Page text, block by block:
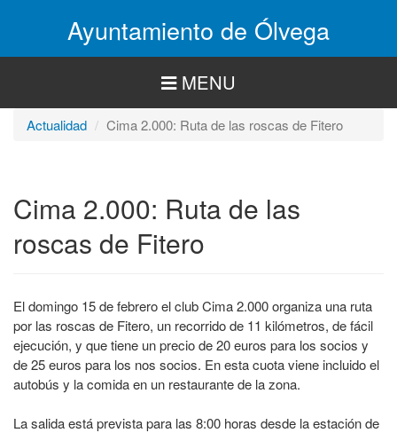
Ayuntamiento de Ólvega
MENU
Actualidad Cima 2.000: Ruta de las roscas de Fitero
Cima 2.000: Ruta de las
roscas de Fitero
El domingo 15 de febrero el club Cima 2.000 organiza una ruta
por las roscas de Fitero, un recorrido de 11 kilómetros, de fácil
ejecución, y que tiene un precio de 20 euros para los socios y
de 25 euros para los nos socios. En esta cuota viene incluido el
autobús y la comida en un restaurante de la zona.
La salida está prevista para las 8:00 horas desde la estación de